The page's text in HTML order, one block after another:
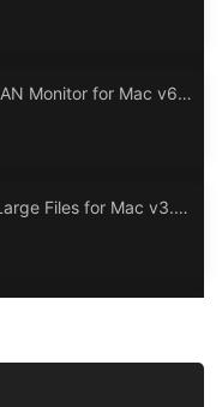
Monitor for Mac v6.
Files for Mac v3.1